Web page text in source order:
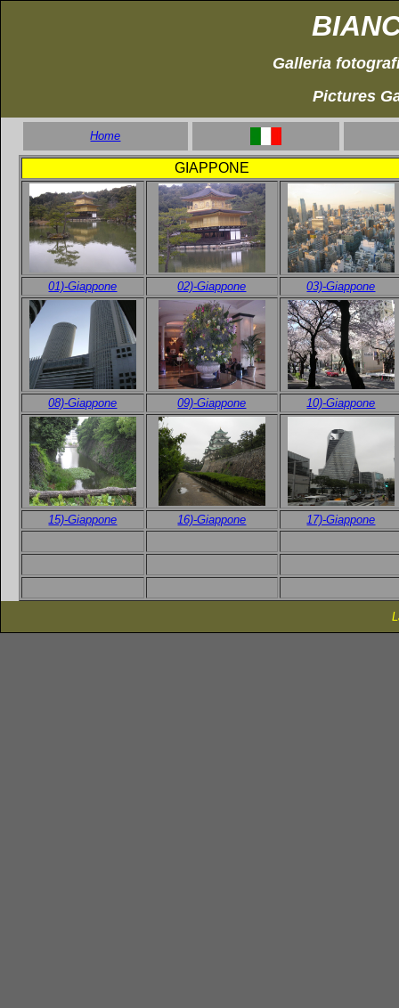
Galleria
Pictures
Home
GIAPPONE
01)-Giappone 02)-Giappone 03)-Giappone
08)-Giappone 09)-Giappone 10)-Giappone
15)-Giappone 16)-Giappone 17)-Giappone